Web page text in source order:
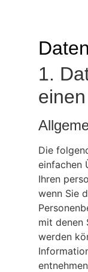
1.
Die
einfachen
Ihren
wenn Sie
mit denen
werden